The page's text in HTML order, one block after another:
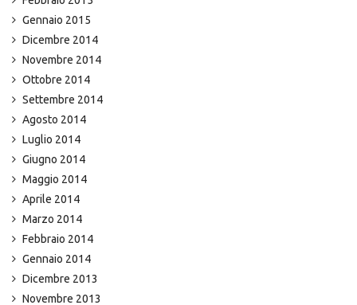
Gennaio 2015
Dicembre 2014
Novembre 2014
Ottobre 2014
Settembre 2014
Agosto 2014
Luglio 2014
Giugno 2014
Maggio 2014
Aprile 2014
Marzo 2014
Febbraio 2014
Gennaio 2014
Dicembre 2013
Novembre 2013